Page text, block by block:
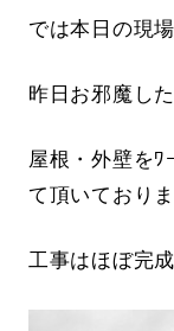
では本日の現
昨日お邪魔し
屋根・外壁をﾜ
て頂いておりま
工事はほぼ完